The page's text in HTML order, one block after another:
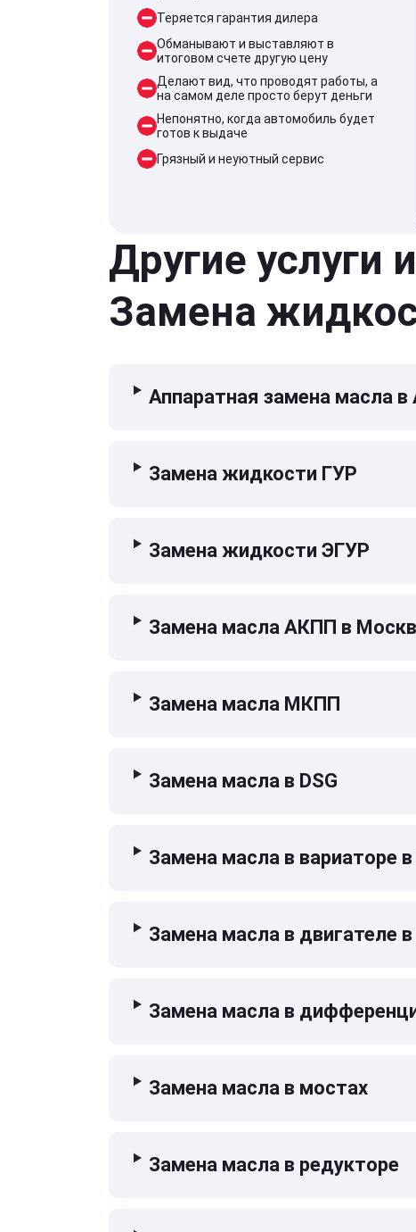
Теряется гарантия дилера
Обманывают и выставляют в
итоговом счете другую цену
Делают вид, что проводят работы, а
на самом деле просто берут деньги
Непонятно, когда автомобиль будет
готов к выдаче
Грязный и неуютный сервис
Другие услуги
Замена
Аппаратная замена масла
Замена жидкости ГУР
Замена жидкости ЭГУР
Замена масла АКПП в
Замена масла МКПП
Замена масла в DSG
Замена масла в вариаторе
Замена масла в двигателе
Замена масла в
Замена масла в мостах
Замена масла в редукторе